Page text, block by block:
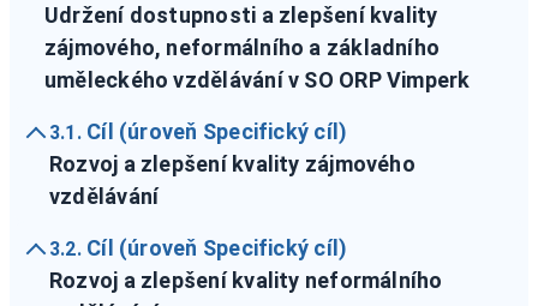
Udržení dostupnosti a zlepšení kvality
zájmového, neformálního a základního
uměleckého vzdělávání v SO ORP Vimperk
3.1. Cíl (úroveň Specifický cíl)
Rozvoj a zlepšení kvality zájmového
vzdělávání
3.2. Cíl (úroveň Specifický cíl)
Rozvoj a zlepšení kvality neformálního